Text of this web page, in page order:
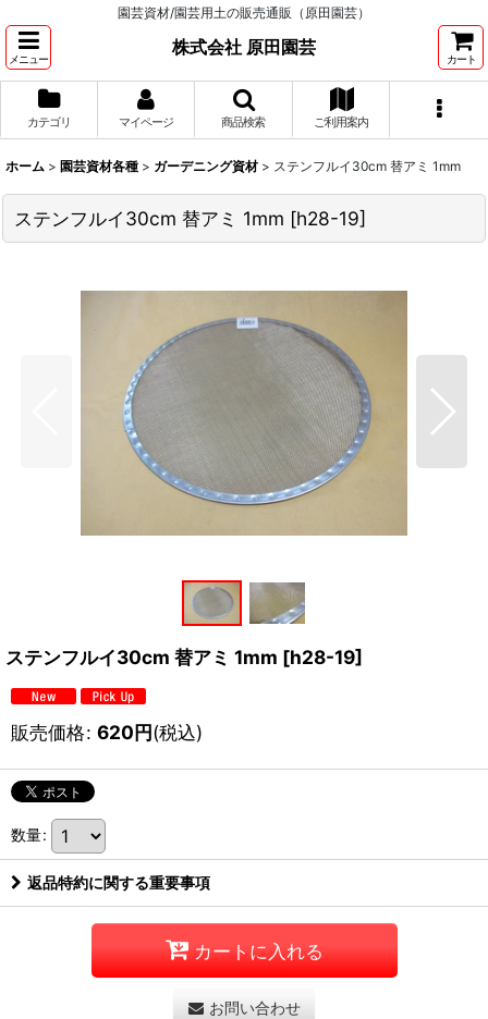
園芸資材/園芸用土の販売通販（原田園芸）
メニュー
株式会社 原田園芸
カート
カテゴリ マイページ 商品検索 ご利用案内
ホーム > 園芸資材各種 > ガーデニング資材 > ステンフルイ30cm 替アミ 1mm
ステンフルイ30cm 替アミ 1mm [h28-19]
ステンフルイ30cm 替アミ 1mm [h28-19]
販売価格: 620円(税込)
数量:
返品特約に関する重要事項
カートに入れる
お問い合わせ